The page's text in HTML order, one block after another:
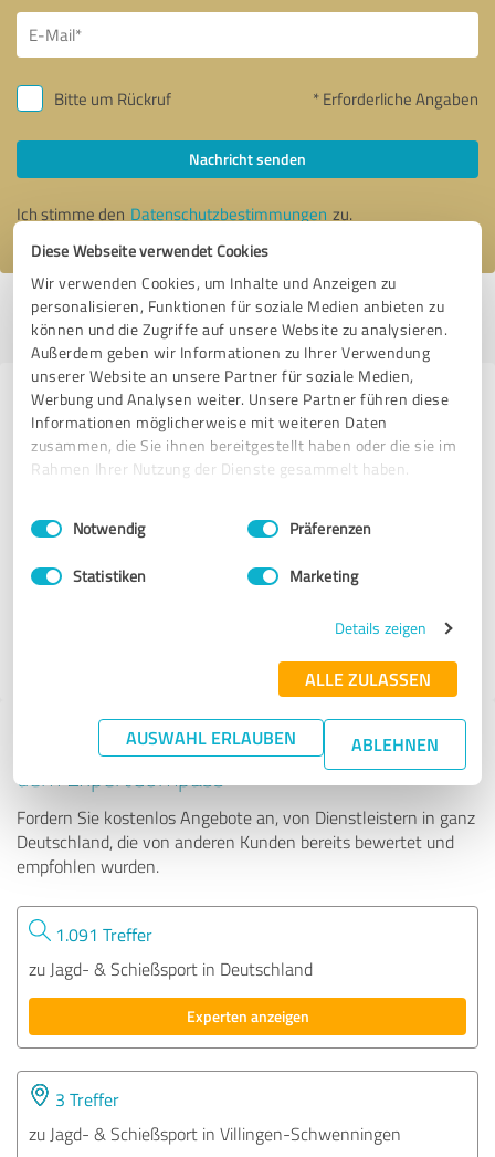
Diese Webseite verwendet Cookies
Wir verwenden Cookies, um Inhalte und Anzeigen zu
personalisieren, Funktionen für soziale Medien anbieten zu
können und die Zugriffe auf unsere Website zu analysieren.
Außerdem geben wir Informationen zu Ihrer Verwendung
unserer Website an unsere Partner für soziale Medien,
Werbung und Analysen weiter. Unsere Partner führen diese
Informationen möglicherweise mit weiteren Daten
zusammen, die Sie ihnen bereitgestellt haben oder die sie im
Rahmen Ihrer Nutzung der Dienste gesammelt haben.
Impressum Datenschutzbestimmungen
Einwilligungsauswahl
Notwendig Präferenzen
Statistiken Marketing
Details zeigen
ALLE ZULASSEN
AUSWAHL ERLAUBEN ABLEHNEN
Bitte um Rückruf * Erforderliche Angaben
Nachricht senden
Ich stimme den Datenschutzbestimmungen zu.
Profil aktiv seit 09.05.2017 |Letzte Aktualisierung: 31.05.2026|Profil
melden
Erfahrungen zu weiteren
Anbietern aus dem Bereich Jagd- &
Schießsport
Schießsportzentrum Suhl (SSZ) GmbH
Tipp: Die passenden Experten finden - mit
dem ExpertCompass
Fordern Sie kostenlos Angebote an, von Dienstleistern in ganz
Deutschland, die von anderen Kunden bereits bewertet und
empfohlen wurden.
1.091 Treffer
zu Jagd- & Schießsport in Deutschland
Experten anzeigen
3 Treffer
zu Jagd- & Schießsport in Villingen-Schwenningen